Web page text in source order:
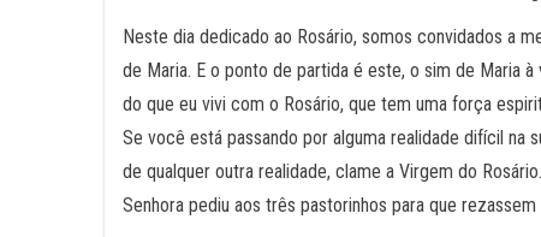
Neste dia dedicado ao Rosário, somos convidados a
de Maria. E o ponto de partida é este, o sim de Maria
do que eu vivi com o Rosário, que tem uma força
Se você está passando por alguma realidade difícil na
de qualquer outra realidade, clame a Virgem do
Senhora pediu aos três pastorinhos para que rezassem